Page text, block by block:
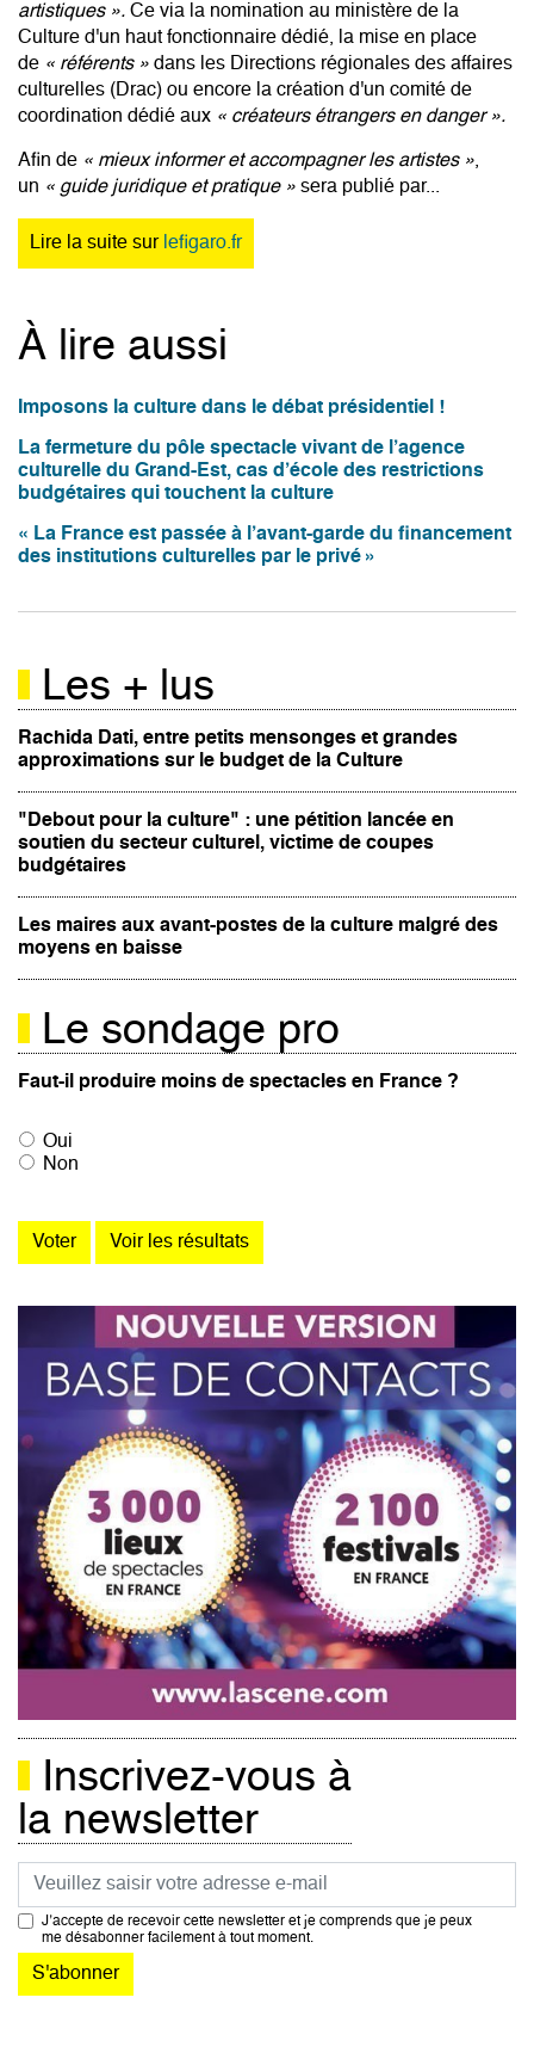
artistiques ». Ce via la nomination au ministère de la
Culture d'un haut fonctionnaire dédié, la mise en place
de « référents » dans les Directions régionales des affaires
culturelles (Drac) ou encore la création d'un comité de
coordination dédié aux « créateurs étrangers en danger ».
Afin de « mieux informer et accompagner les artistes »,
un « guide juridique et pratique » sera publié par...
Lire la suite sur lefigaro.fr
À lire aussi
Imposons la culture dans le débat présidentiel !
La fermeture du pôle spectacle vivant de l’agence
culturelle du Grand-Est, cas d’école des restrictions
budgétaires qui touchent la culture
« La France est passée à l’avant-garde du financement
des institutions culturelles par le privé »
Les + lus
Rachida Dati, entre petits mensonges et grandes
approximations sur le budget de la Culture
"Debout pour la culture" : une pétition lancée en
soutien du secteur culturel, victime de coupes
budgétaires
Les maires aux avant-postes de la culture malgré des
moyens en baisse
Le sondage pro
Faut-il produire moins de spectacles en France ?
Oui
Non
Inscrivez-vous à
la newsletter
Courriel
J’accepte de recevoir cette newsletter et je comprends que je peux
me désabonner facilement à tout moment.